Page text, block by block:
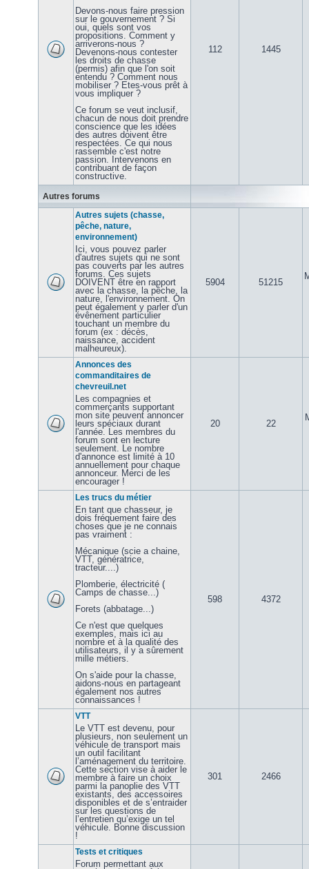
Devons-nous faire pression
sur le gouvernement ? Si
oui, quels sont vos
propositions. Comment y
arriverons-nous ?
Devenons-nous contester
les droits de chasse
(permis) afin que l'on soit
entendu ? Comment nous
mobiliser ? Etes-vous prêt à
vous impliquer ?
Ce forum se veut inclusif,
chacun de nous doit prendre
conscience que les idées
des autres doivent être
respectées. Ce qui nous
rassemble c'est notre
passion. Intervenons en
contribuant de façon
constructive.
112 1445
Autres forums
Autres sujets (chasse,
pêche, nature,
environnement)
Ici, vous pouvez parler
d'autres sujets qui ne sont
pas couverts par les autres
forums. Ces sujets
DOIVENT être en rapport
avec la chasse, la pêche, la
nature, l'environnement. On
peut également y parler d'un
évênement particulier
touchant un membre du
forum (ex : décès,
naissance, accident
malheureux).
5904 51215
Annonces des
commanditaires de
chevreuil.net
Les compagnies et
commerçants supportant
mon site peuvent annoncer
leurs spéciaux durant
l'année. Les membres du
forum sont en lecture
seulement. Le nombre
d'annonce est limité à 10
annuellement pour chaque
annonceur. Merci de les
encourager !
20 22
Les trucs du métier
En tant que chasseur, je
dois fréquement faire des
choses que je ne connais
pas vraiment :
Mécanique (scie a chaine,
VTT, génératrice,
tracteur....)
Plomberie, électricité (
Camps de chasse...)
Forets (abbatage...)
Ce n'est que quelques
exemples, mais ici au
nombre et à la qualité des
utilisateurs, il y a sûrement
mille métiers.
On s'aide pour la chasse,
aidons-nous en partageant
également nos autres
connaissances !
598 4372
VTT
Le VTT est devenu, pour
plusieurs, non seulement un
véhicule de transport mais
un outil facilitant
l’aménagement du territoire.
Cette section vise à aider le
membre à faire un choix
parmi la panoplie des VTT
existants, des accessoires
disponibles et de s’entraider
sur les questions de
l’entretien qu’exige un tel
véhicule. Bonne discussion
!
301 2466
Tests et critiques
Forum permettant aux